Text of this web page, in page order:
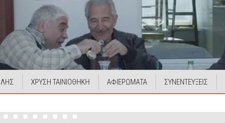
ΧΡΥΣΗ ΤΑΙΝΙΟΘΗΚΗ ΑΦΙΕΡΩΜΑΤΑ ΣΥΝΕΝΤΕΥΞΕΙΣ